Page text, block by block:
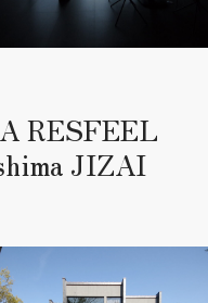
RESFEEL
JIZAI